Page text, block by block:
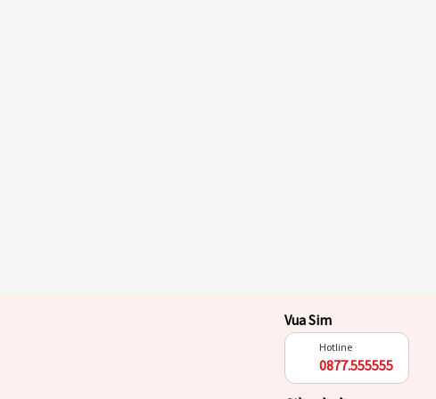
Vua Sim
Hotline
0877.555555